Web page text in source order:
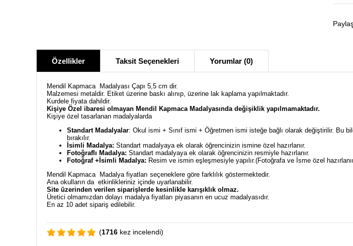
Özellikler Taksit Seçenekleri Yorumlar (0)
Mendil Kapmaca Madalyası Çapı 5,5 cm dir.
Malzemesi metaldir. Etiket üzerine baskı alınıp, üzerine lak kaplama yapılmaktadır.
Kurdele fiyata dahildir.
Kişiye Özel ibaresi olmayan Mendil Kapmaca Madalyasında değişiklik yapılmamaktadır.
Kişiye özel tasarlanan madalyalarda
Standart Madalyalar: Okul ismi + Sınıf ismi + Öğretmen ismi isteğe bağlı olarak değiştirilir. Bu
bırakılır.
İsimli Madalya: Standart madalyaya ek olarak öğrencinizin ismine özel hazırlanır.
Fotoğraflı Madalya: Standart madalyaya ek olarak öğrencinizin resmiyle hazırlanır.
Fotoğraf +İsimli Madalya: Resim ve ismin eşleşmesiyle yapılır.(Fotoğrafa ve İsme özel
Mendil Kapmaca Madalya fiyatları seçeneklere göre farklılık göstermektedir.
Ana okulların da etkinlikleriniz içinde uyarlanabilir.
Site üzerinden verilen siparişlerde kesinlikle karışıklık olmaz.
Üretici olmamızdan dolayı madalya fiyatları piyasanın en ucuz madalyasıdır.
En az 10 adet sipariş edilebilir.
(1716 kez incelendi)